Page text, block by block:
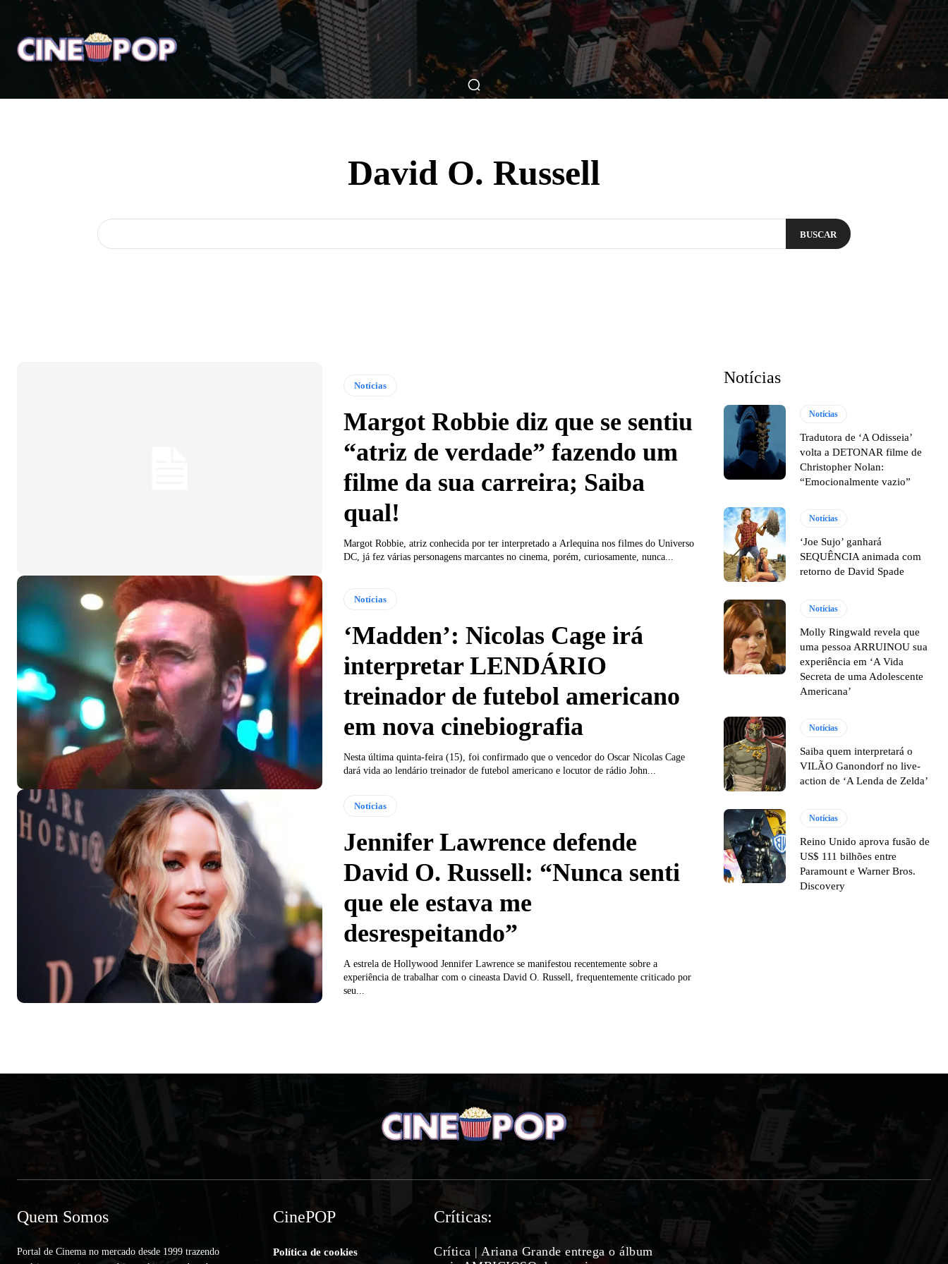
Home Notícias Críticas Breve Nos Cinemas Matérias Nos Cinemas Filmes Séries Música Gênero
David O. Russell
BUSCAR
Notícias
Margot Robbie diz que se sentiu
“atriz de verdade” fazendo um
filme da sua carreira; Saiba
qual!
Margot Robbie, atriz conhecida por ter interpretado a Arlequina nos filmes do Universo
DC, já fez várias personagens marcantes no cinema, porém, curiosamente, nunca...
Notícias
‘Madden’: Nicolas Cage irá
interpretar LENDÁRIO
treinador de futebol americano
em nova cinebiografia
Nesta última quinta-feira (15), foi confirmado que o vencedor do Oscar Nicolas Cage
dará vida ao lendário treinador de futebol americano e locutor de rádio John...
Notícias
Jennifer Lawrence defende
David O. Russell: “Nunca senti
que ele estava me
desrespeitando”
A estrela de Hollywood Jennifer Lawrence se manifestou recentemente sobre a
experiência de trabalhar com o cineasta David O. Russell, frequentemente criticado por
seu...
Notícias
Notícias
Tradutora de ‘A Odisseia’
volta a DETONAR filme de
Christopher Nolan:
“Emocionalmente vazio”
Notícias
‘Joe Sujo’ ganhará
SEQUÊNCIA animada com
retorno de David Spade
Notícias
Molly Ringwald revela que
uma pessoa ARRUINOU sua
experiência em ‘A Vida
Secreta de uma Adolescente
Americana’
Notícias
Saiba quem interpretará o
VILÃO Ganondorf no live-
action de ‘A Lenda de Zelda’
Notícias
Reino Unido aprova fusão de
US$ 111 bilhões entre
Paramount e Warner Bros.
Discovery
Quem Somos
Portal de Cinema no mercado desde 1999 trazendo
CinePOP
Política de cookies
Críticas:
Crítica | Ariana Grande entrega o álbum